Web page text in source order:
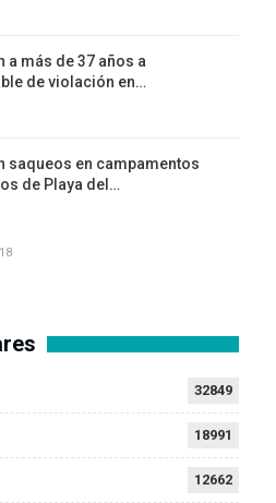
a más de 37 años a
de violación en…
saqueos en campamentos
de Playa del…
32849
18991
12662